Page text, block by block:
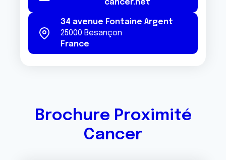
cancer.net
34 avenue Fontaine Argent
25000 Besançon
France
Brochure Proximité
Cancer